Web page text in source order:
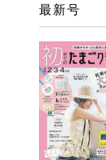
最新号